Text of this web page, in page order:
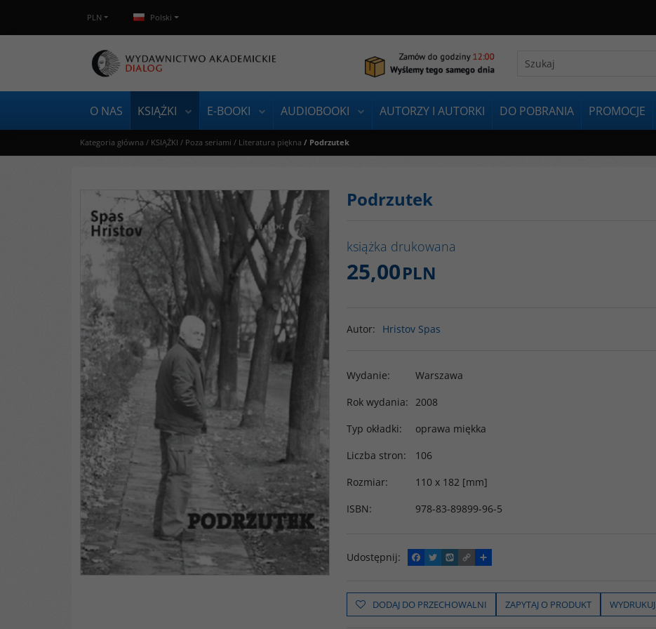
PLN Polski
O NAS KSIĄŻKI E-BOOKI AUDIOBOOKI AUTORZY I AUTORKI DO POBRANIA PROMOCJE
Kategoria główna / KSIĄŻKI / Poza seriami / Literatura piękna / Podrzutek
Podrzutek
książka drukowana
25,00PLN
Autor: Hristov Spas
Wydanie:
Warszawa
Rok wydania: 2008
Typ okładki:
oprawa miękka
Liczba stron:
106
Rozmiar:
110 x 182 [mm]
ISBN: 978-83-89899-96-5
Udostępnij:
F
a
e
b
o
T
w
t
t
e
W
y
o
p
C
o
y
L
i
P
o
z
i
e
DODAJ DO PRZECHOWALNI ZAPYTAJ O PRODUKT WYDRUKUJ